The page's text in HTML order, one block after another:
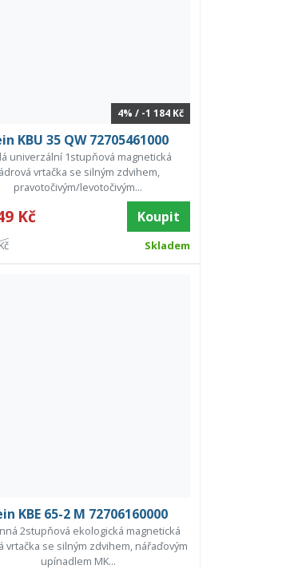
4% / -1 184 Kč
KBU 35 QW 72705461000
univerzální 1stupňová magnetická
vrtačka se silným zdvihem,
pravotočivým/levotočivým...
Kč Koupit
Skladem
KBE 65-2 M 72706160000
2stupňová ekologická magnetická
vrtačka se silným zdvihem, nářaďovým
upínadlem MK...